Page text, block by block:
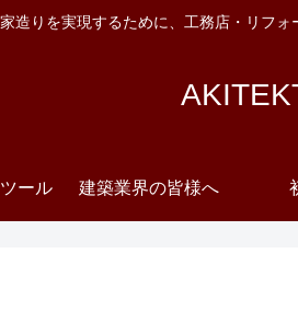
造りを実現するために、工務店・リフ
ール 建築業界の皆様へ